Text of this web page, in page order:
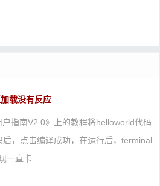
载没有反应
指南V2.0》上的教程将helloworld代码
，点击编译成功，在运行后，terminal
一直卡...